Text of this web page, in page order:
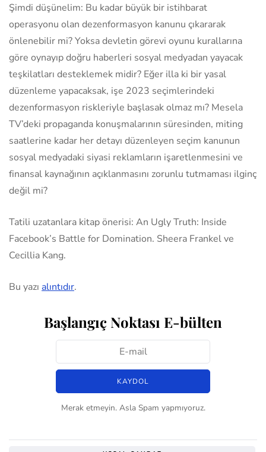
Şimdi düşünelim: Bu kadar büyük bir istihbarat
operasyonu olan dezenformasyon kanunu çıkararak
önlenebilir mi? Yoksa devletin görevi oyunu kurallarına
göre oynayıp doğru haberleri sosyal medyadan yayacak
teşkilatları desteklemek midir? Eğer illa ki bir yasal
düzenleme yapacaksak, işe 2023 seçimlerindeki
dezenformasyon riskleriyle başlasak olmaz mı? Mesela
TV’deki propaganda konuşmalarının süresinden, miting
saatlerine kadar her detayı düzenleyen seçim kanunun
sosyal medyadaki siyasi reklamların işaretlenmesini ve
finansal kaynağının açıklanmasını zorunlu tutmaması ilginç
değil mi?
Tatili uzatanlara kitap önerisi: An Ugly Truth: Inside
Facebook’s Battle for Domination. Sheera Frankel ve
Cecillia Kang.
Bu yazı alıntıdır.
Başlangıç Noktası E-bülten
Merak etmeyin. Asla Spam yapmıyoruz.